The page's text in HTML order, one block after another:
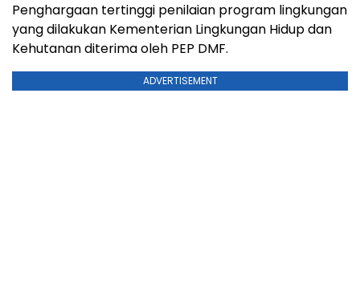
Penghargaan tertinggi penilaian program lingkungan
yang dilakukan Kementerian Lingkungan Hidup dan
Kehutanan diterima oleh PEP DMF.
ADVERTISEMENT